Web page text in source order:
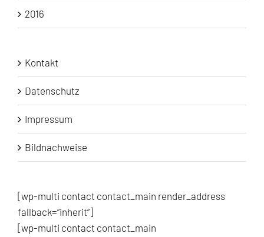
2016
Kontakt
Datenschutz
Impressum
Bildnachweise
[wp-multi contact contact_main render_address
fallback=“inherit“]
[wp-multi contact contact_main